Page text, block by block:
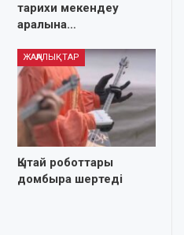
тарихи мекендеу
аралына…
ЖАҢАЛЫҚТАР
Қытай роботтары
домбыра шертеді